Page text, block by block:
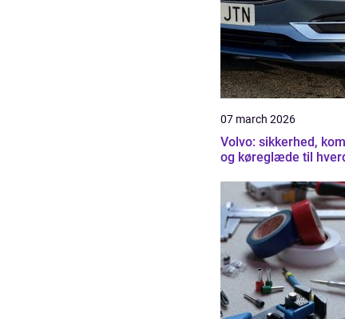
07 march 2026
Volvo: sikkerhed,
og køreglæde til